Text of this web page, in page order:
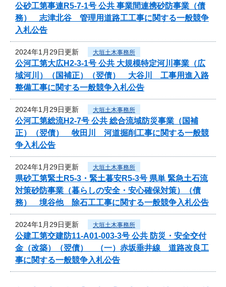
公砂工第事連R5-7-1号 公共 事業間連携砂防事業（債
務） 志津北谷 管理用道路工工事に関する一般競争
入札公告
2024年1月29日更新 大垣土木事務所
公河工第大広H2-3-1号 公共 大規模特定河川事業（広
域河川）（国補正）（翌債） 大谷川 工事用進入路
整備工事に関する一般競争入札公告
2024年1月29日更新 大垣土木事務所
公河工第総流H2-7号 公共 総合流域防災事業（国補
正）（翌債） 牧田川 河道掘削工事に関する一般競
争入札公告
2024年1月29日更新 大垣土木事務所
県砂工第緊土R5-3・緊土暮安R5-3号 県単 緊急土石流
対策砂防事業（暮らしの安全・安心確保対策）（債
務） 境谷他 除石工工事に関する一般競争入札公告
2024年1月29日更新 大垣土木事務所
公建工第交建防11-A01-003-3号 公共 防災・安全交付
金（改築）（翌債） （一）赤坂垂井線 道路改良工
事に関する一般競争入札公告